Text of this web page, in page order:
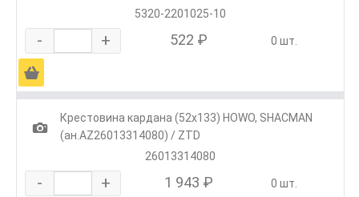
5320-2201025-10
- + 522 ₽ 0 шт.
Ä
1
Крестовина кардана (52х133) HOWO, SHACMAN
(ан.AZ26013314080) / ZTD
26013314080
- + 1 943 ₽ 0 шт.